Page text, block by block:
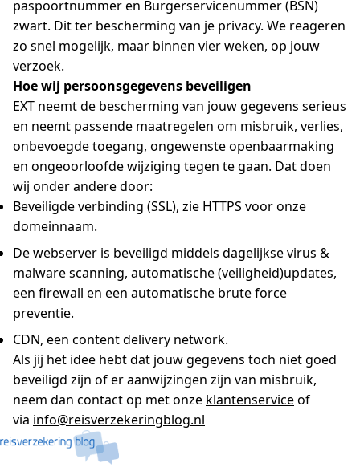
paspoortnummer en Burgerservicenummer (BSN)
zwart. Dit ter bescherming van je privacy. We reageren
zo snel mogelijk, maar binnen vier weken, op jouw
verzoek.
Hoe wij persoonsgegevens beveiligen
EXT neemt de bescherming van jouw gegevens serieus
en neemt passende maatregelen om misbruik, verlies,
onbevoegde toegang, ongewenste openbaarmaking
en ongeoorloofde wijziging tegen te gaan. Dat doen
wij onder andere door:
Beveiligde verbinding (SSL), zie HTTPS voor onze
domeinnaam.
De webserver is beveiligd middels dagelijkse virus &
malware scanning, automatische (veiligheid)updates,
een firewall en een automatische brute force
preventie.
CDN, een content delivery network.
Als jij het idee hebt dat jouw gegevens toch niet goed
beveiligd zijn of er aanwijzingen zijn van misbruik,
neem dan contact op met onze klantenserviceof
via info@reisverzekeringblog.nl